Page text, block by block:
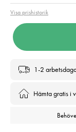
Visa prishistorik
1-2
Hämta gratis i